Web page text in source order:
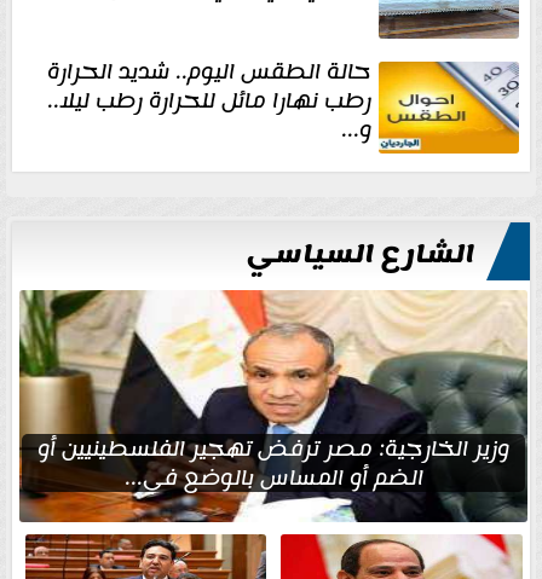
حالة الطقس اليوم.. شديد الحرارة
رطب نهارا مائل للحرارة رطب ليلا..
و...
الشارع السياسي
وزير الخارجية: مصر ترفض تهجير الفلسطينيين أو
الضم أو المساس بالوضع في...